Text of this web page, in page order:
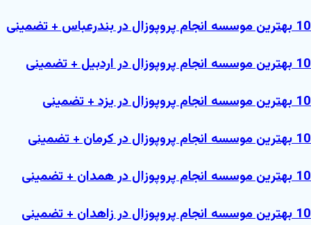
10 بهترین موسسه انجام پروپوزال در بندرعباس + تضمینی
10 بهترین موسسه انجام پروپوزال در اردبیل + تضمینی
10 بهترین موسسه انجام پروپوزال در یزد + تضمینی
10 بهترین موسسه انجام پروپوزال در کرمان + تضمینی
10 بهترین موسسه انجام پروپوزال در همدان + تضمینی
10 بهترین موسسه انجام پروپوزال در زاهدان + تضمینی